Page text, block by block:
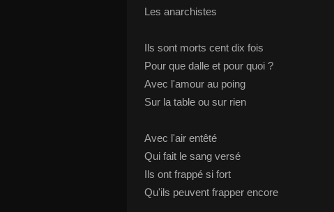
Les anarchistes
Ils sont morts cent dix fois
Pour que dalle et pour quoi ?
Avec l'amour au poing
Sur la table ou sur rien
Avec l'air entêté
Qui fait le sang versé
Ils ont frappé si fort
Qu'ils peuvent frapper encore